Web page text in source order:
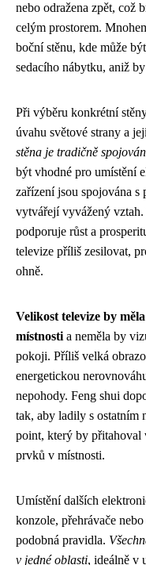
nebo odražena zpět, což
celým prostorem.
boční stěnu, kde může
sedacího nábytku, aniž
Při výběru konkrétní
úvahu světové strany a
stěna je tradičně
být vhodné pro umístění
zařízení jsou spojována s
vytvářejí vyvážený
podporuje růst a
televize příliš zesilovat,
ohně.
Velikost televize by
místnosti a neměla by
pokoji. Příliš velká
energetickou
nepohody. Feng shui
tak, aby ladily s ostatním
point, který by přitahoval
prvků v místnosti.
Umístění dalších
konzole, přehrávače
podobná pravidla.
v jedné oblasti, ideálně v